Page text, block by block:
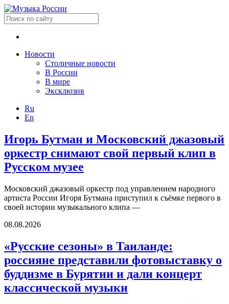
Новости
Столичные новости
В России
В мире
Эксклюзив
Ru
En
Игорь Бутман и Московский джазовый
оркестр снимают свой первый клип в
Русском музее
Московский джазовый оркестр под управлением народного
артиста России Игоря Бутмана приступил к съёмке первого в
своей истории музыкального клипа —
08.08.2026
«Русские сезоны» в Таиланде:
россияне представили фотовыставку о
буддизме в Бурятии и дали концерт
классической музыки